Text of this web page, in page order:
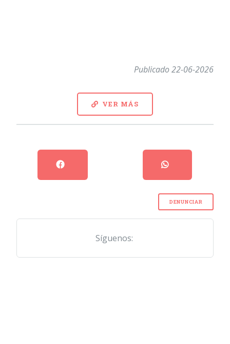
Publicado 22-06-2026
VER MÁS
DENUNCIAR
Síguenos: